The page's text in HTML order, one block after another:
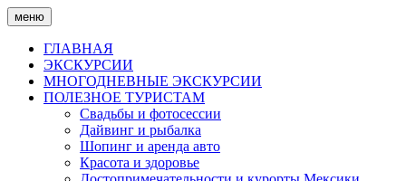
Skip
to
content
меню
ГЛАВНАЯ
ЭКСКУРСИИ
МНОГОДНЕВНЫЕ ЭКСКУРСИИ
ПОЛЕЗНОЕ ТУРИСТАМ
Свадьбы и фотосессии
Дайвинг и рыбалка
Шопинг и аренда авто
Красота и здоровье